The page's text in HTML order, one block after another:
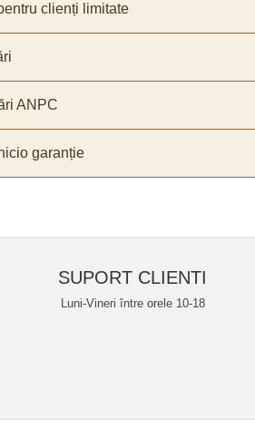
clienți limitate
ANPC
garanție
SUPORT CLIENTI
Luni-Vineri între orele 10-18